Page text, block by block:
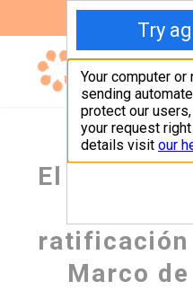
El
la
ratificación
Marco